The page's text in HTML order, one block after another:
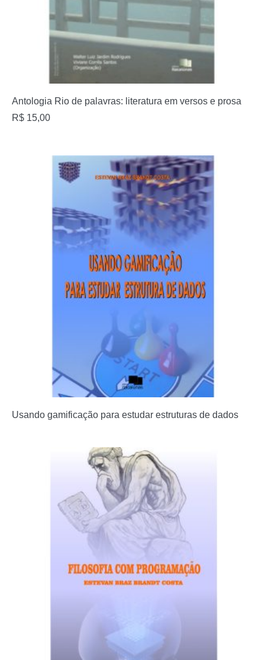
Antologia Rio de palavras: literatura em versos e prosa
R$ 15,00
Usando gamificação para estudar estruturas de dados